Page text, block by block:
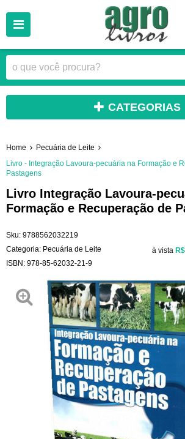
CATEGORIAS
Home
Pecuária de Leite
Livro - Integração Lavoura-pecuária na Formação e
Pastagens
Livro Integração Lavoura-
Formação e Recuperação de
Sku: 9788562032219
Categoria: Pecuária de Leite
ISBN: 978-85-62032-21-9
à vista